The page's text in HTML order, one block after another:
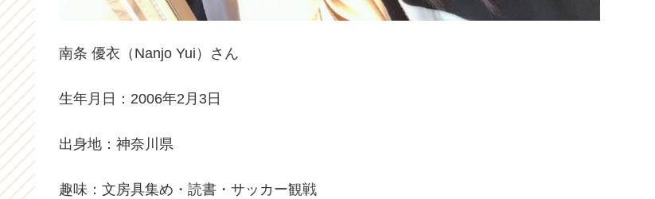
南条 優衣（Nanjo Yui）さん
生年月日：2006年2月3日
出身地：神奈川県
趣味：文房具集め・読書・サッカー観戦